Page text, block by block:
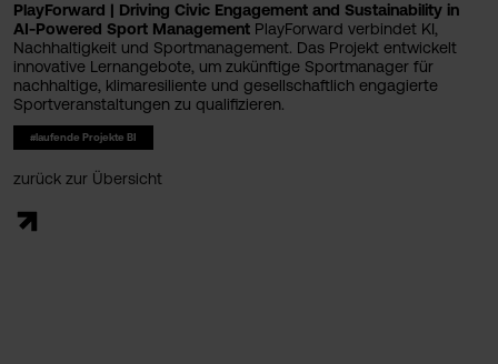
PlayForward | Driving Civic Engagement and Sustainability in
AI-Powered Sport Management PlayForward verbindet KI,
Nachhaltigkeit und Sportmanagement. Das Projekt entwickelt
innovative Lernangebote, um zukünftige Sportmanager für
nachhaltige, klimaresiliente und gesellschaftlich engagierte
Sportveranstaltungen zu qualifizieren.
#laufende Projekte BI
zurück zur Übersicht